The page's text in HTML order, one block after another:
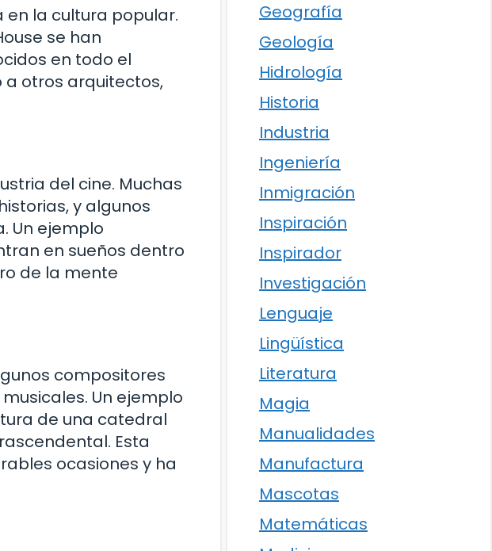
en la cultura popular.
se han
en todo el
a otros arquitectos,
del cine. Muchas
y algunos
Un ejemplo
en sueños dentro
de la mente
compositores
Un ejemplo
de una catedral
Esta
ocasiones y ha
Geografía
Geología
Hidrología
Historia
Industria
Ingeniería
Inmigración
Inspiración
Inspirador
Investigación
Lenguaje
Lingüística
Literatura
Magia
Manualidades
Manufactura
Mascotas
Matemáticas